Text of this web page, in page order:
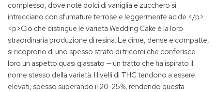
complesso, dove note dolci di vaniglia e zucchero si
intrecciano con sfumature terrose e leggermente acide.</p>
<p>Ciò che distingue le varietà Wedding Cake è la loro
straordinaria produzione di resina. Le cime, dense e compatte,
si ricoprono di uno spesso strato di tricomi che conferisce
loro un aspetto quasi glassato — un tratto che ha ispirato il
nome stesso della varietà. I livelli di THC tendono a essere
elevati, spesso superando il 20-25%, rendendo questa